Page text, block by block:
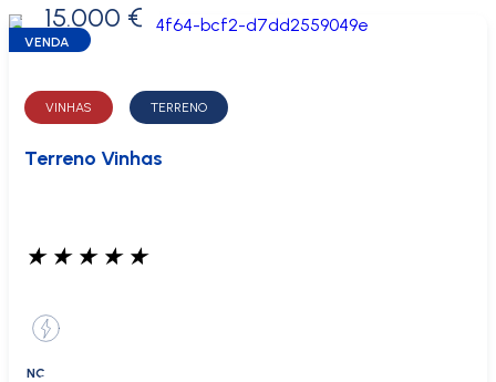
0 €
15.000 €
VENDA
VINHAS TERRENO
Terreno Vinhas
★ ★ ★ ★ ★
NC